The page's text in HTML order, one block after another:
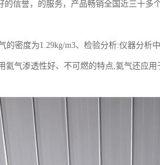
的信誉，的服务，产品畅销全国近三十多
的密度为1.29kg/m3、检验分析:仪器分析
气渗透性好、不可燃的特点,氦气还应用